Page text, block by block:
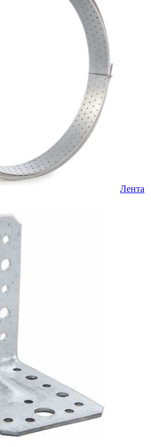
Лента